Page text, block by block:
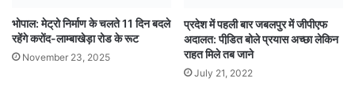
भोपाल: मेट्रो निर्माण के चलते 11 दिन बदले
रहेंगे करोंद-लाम्बाखेड़ा रोड के रूट
November 23, 2025
प्रदेश में पहली बार जबलपुर में जीपीएफ
अदालत: पीडि़त बोले प्रयास अच्छा लेकिन
राहत मिले तब जाने
July 21, 2022